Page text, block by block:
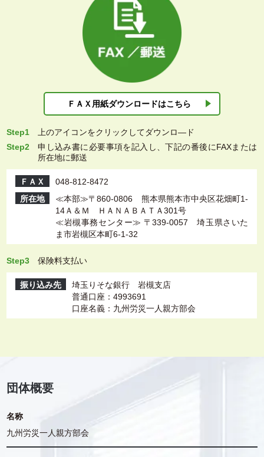
ＦＡＸ用紙ダウンロードはこちら
Step1 上のアイコンをクリックしてダウンロ―ド
Step2
申し込み書に必要事項を記入し、下記の番後にFAXまたは
所在地に郵送
ＦＡＸ
048-812-8472
所在地
≪本部≫〒860-0806 熊本県熊本市中央区花畑町1-
14Ａ＆Ｍ ＨＡＮＡＢＡＴＡ301号
≪岩槻事務センター≫ 〒339-0057 埼玉県さいた
ま市岩槻区本町6-1-32
Step3 保険料支払い
振り込み先
埼玉りそな銀行 岩槻支店
普通口座：4993691
口座名義：九州労災一人親方部会
団体概要
名称
九州労災一人親方部会